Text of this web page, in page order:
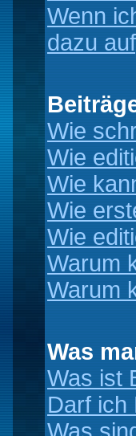
Wenn
dazu
Wie
Wie
Wie
Wie
Wie
Warum
Warum
Was
Was ist
Darf ich